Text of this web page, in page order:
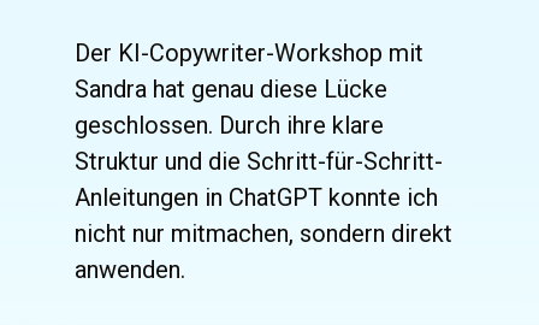
Der KI-Copywriter-Workshop mit
Sandra hat genau diese Lücke
geschlossen. Durch ihre klare
Struktur und die Schritt-für-Schritt-
Anleitungen in ChatGPT konnte ich
nicht nur mitmachen, sondern direkt
anwenden.